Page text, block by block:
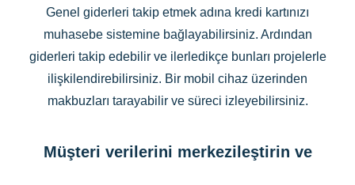
Genel giderleri takip etmek adına kredi kartınızı
muhasebe sistemine bağlayabilirsiniz. Ardından
giderleri takip edebilir ve ilerledikçe bunları projelerle
ilişkilendirebilirsiniz. Bir mobil cihaz üzerinden
makbuzları tarayabilir ve süreci izleyebilirsiniz.
Müşteri verilerini merkezileştirin ve